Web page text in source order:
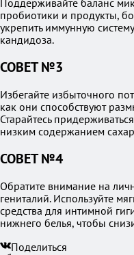
Поддерживайте баланс
пробиотики и продукты,
укрепить иммунную
кандидоза.
СОВЕТ №3
Избегайте избыточного
как они способствуют
Старайтесь
низким содержанием
СОВЕТ №4
Обратите внимание на
гениталий. Используйте
средства для интимной
нижнего белья, чтобы
Поделиться